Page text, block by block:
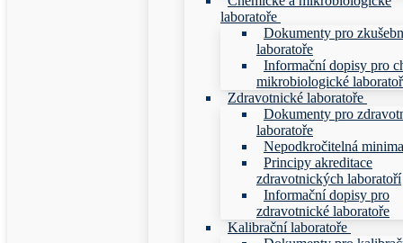
laboratoře
Dokumenty pro
laboratoře
Informační dopisy pro
mikrobiologické
Zdravotnické laboratoře
Dokumenty pro
laboratoře
Nepodkročitelná minima
Principy akreditace
zdravotnických laboratoří
Informační dopisy pro
zdravotnické laboratoře
Kalibrační laboratoře